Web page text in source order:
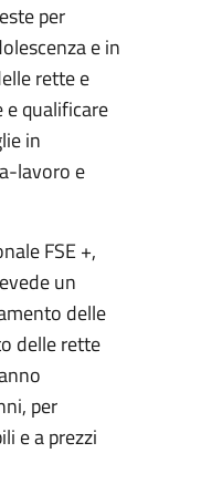
per
e in
rette e
e qualificare
in
lavoro e
FSE +,
un
delle
delle rette
per
e a prezzi